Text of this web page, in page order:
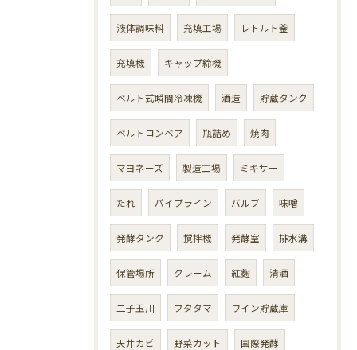
液体調味料 充填工場 レトルト釜
充填機 キャップ締機
ベルト式瞬間冷凍機 酒造 貯蔵タンク
ベルトコンベア 瓶詰め 焼肉
マヨネーズ 製造工場 ミキサー
たれ パイプライン バルブ 味噌
発酵タンク 撹拌機 発酵室 排水溝
保管場所 クレーム 紅麴 清酒
二子玉川 フタタマ ワイン貯蔵庫
天井カビ 野菜カット 国際発酵